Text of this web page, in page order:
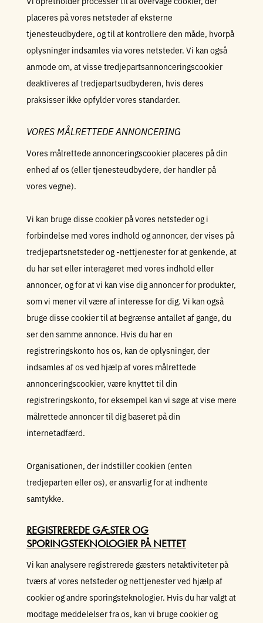
placeres på vores netsteder af eksterne
tjenesteudbydere, og til at kontrollere den måde, hvorpå
oplysninger indsamles via vores netsteder. Vi kan også
anmode om, at visse tredjepartsannonceringscookier
deaktiveres af tredjepartsudbyderen, hvis deres
praksisser ikke opfylder vores standarder.
VORES MÅLRETTEDE ANNONCERING
Vores målrettede annonceringscookier placeres på din
enhed af os (eller tjenesteudbydere, der handler på
vores vegne).
Vi kan bruge disse cookier på vores netsteder og i
forbindelse med vores indhold og annoncer, der vises på
tredjepartsnetsteder og -nettjenester for at genkende, at
du har set eller interageret med vores indhold eller
annoncer, og for at vi kan vise dig annoncer for produkter,
som vi mener vil være af interesse for dig. Vi kan også
bruge disse cookier til at begrænse antallet af gange, du
ser den samme annonce. Hvis du har en
registreringskonto hos os, kan de oplysninger, der
indsamles af os ved hjælp af vores målrettede
annonceringscookier, være knyttet til din
registreringskonto, for eksempel kan vi søge at vise mere
målrettede annoncer til dig baseret på din
internetadfærd.
Organisationen, der indstiller cookien (enten
tredjeparten eller os), er ansvarlig for at indhente
samtykke.
REGISTREREDE GÆSTER OG
SPORINGSTEKNOLOGIER PÅ NETTET
Vi kan analysere registrerede gæsters netaktiviteter på
tværs af vores netsteder og nettjenester ved hjælp af
cookier og andre sporingsteknologier. Hvis du har valgt at
modtage meddelelser fra os, kan vi bruge cookier og